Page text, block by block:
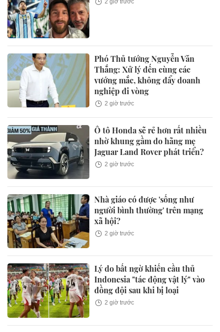
2 giờ trước
Phó Thủ tướng Nguyễn Văn
Thắng: Xử lý đến cùng các
vướng mắc, không đẩy doanh
nghiệp đi vòng
2 giờ trước
Ô tô Honda sẽ rẻ hơn rất nhiều
nhờ khung gầm do hãng mẹ
Jaguar Land Rover phát triển?
2 giờ trước
Nhà giáo có được 'sống như
người bình thường' trên mạng
xã hội?
2 giờ trước
Lý do bất ngờ khiến cầu thủ
Indonesia "tác động vật lý" vào
đồng đội sau khi bị loại
2 giờ trước